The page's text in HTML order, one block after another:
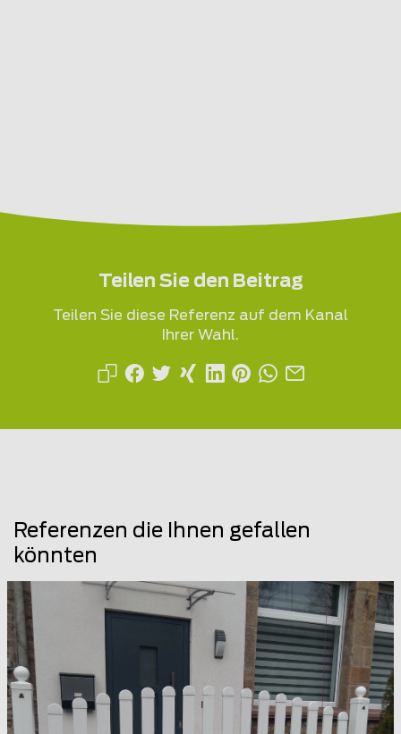
Teilen Sie den Beitrag
Teilen Sie diese Referenz auf dem Kanal
Ihrer Wahl.
Referenzen die Ihnen gefallen
könnten